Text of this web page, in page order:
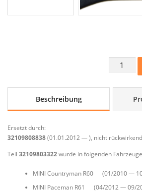
Spurstange
R61
Menge
Beschreibung
Ersetzt durch:
32109808838(01.01.2012 — ), nicht
Teil 32109803322wurde in folgenden
MINI Countryman R60 (01/2010 —
MINI Paceman R61 (04/2012 — 09/